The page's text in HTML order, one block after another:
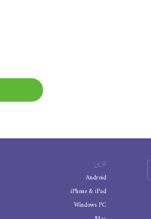
تنزيل
Android
iPhone & iPad
Windows PC